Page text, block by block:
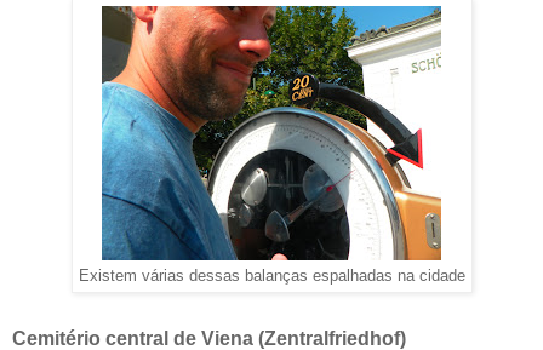
Existem várias dessas balanças espalhadas na cidade
Cemitério central de Viena (Zentralfriedhof)